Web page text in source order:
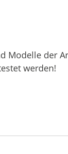
Modelle der
werden!